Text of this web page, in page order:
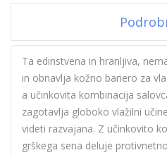
Ta edinstvena in hranljiva,
in obnavlja kožno bariero za
a učinkovita kombinacija
zagotavlja globoko vlažilni
videti razvajana. Z učinkovito
grškega sena deluje